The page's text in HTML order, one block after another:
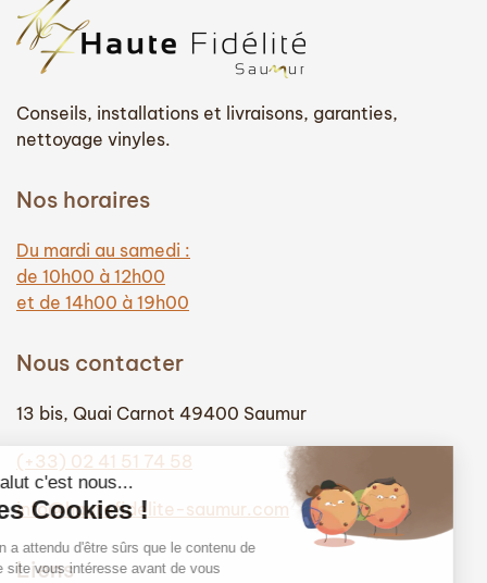
Conseils, installations et livraisons, garanties,
nettoyage vinyles.
Nos horaires
Du mardi au samedi :
de 10h00 à 12h00
et de 14h00 à 19h00
Nous contacter
13 bis, Quai Carnot 49400 Saumur
(+33) 02 41 51 74 58
info@hautefidelite-saumur.com
Liens